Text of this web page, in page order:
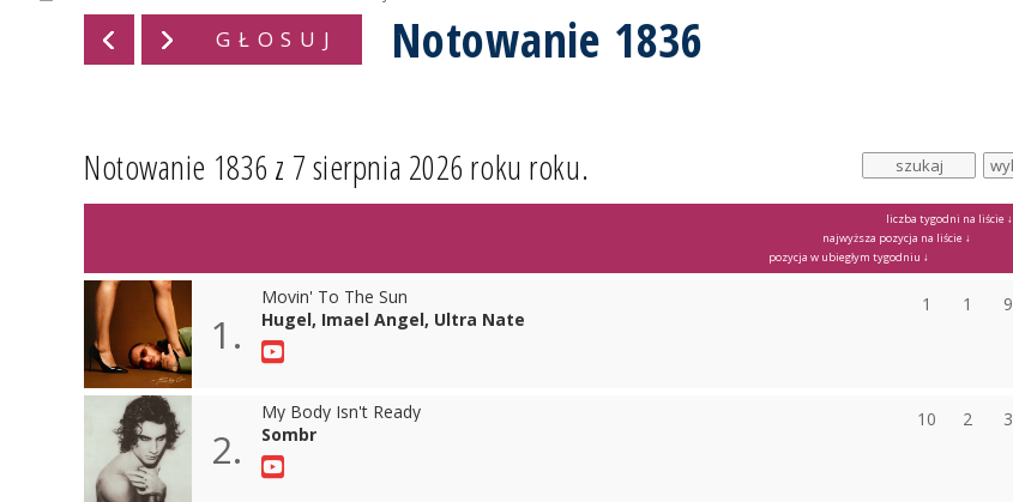
GŁOSUJ Notowanie 1836
Notowanie 1836 z 7 sierpnia 2026 roku roku.
liczba tygodni na liście ↓
najwyższa pozycja na liście ↓
pozycja w ubiegłym tygodniu ↓
1 1 9
1.
Movin' To The Sun
Hugel, Imael Angel, Ultra Nate
10 2 3
2.
My Body Isn't Ready
Sombr